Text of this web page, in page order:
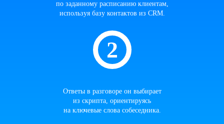
по заданному расписанию клиентам,
используя базу контактов из CRM.
Ответы в разговоре он выбирает
из скрипта, ориентируясь
на ключевые слова собеседника.